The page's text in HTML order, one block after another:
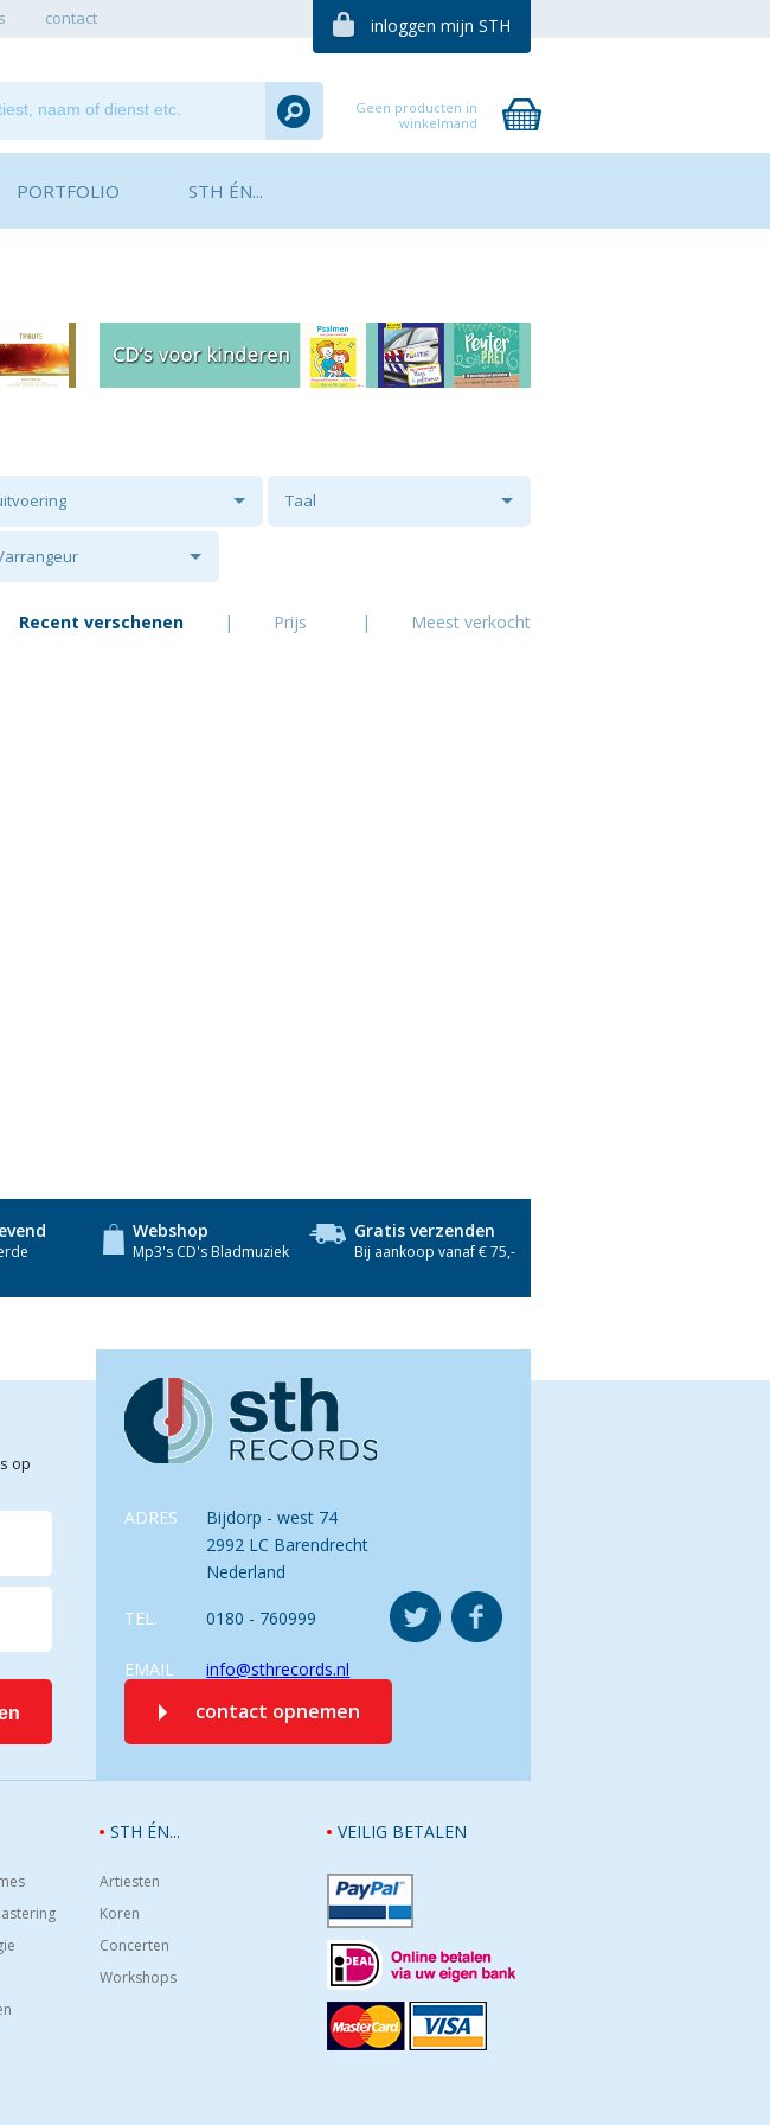
contact inloggen mijn STH
Geen producten in
winkelmand
PORTFOLIO STH ÉN...
Taal
arrangeur
Recent verschenen | Prijs | Meest verkocht
Webshop
Mp3's CD's Bladmuziek
Gratis verzenden
Bij aankoop vanaf € 75,-
ADRES
Bijdorp - west 74
2992 LC Barendrecht
Nederland
TEL. 0180 - 760999
EMAIL info@sthrecords.nl
contact opnemen
op
VEILIG BETALEN
STH ÉN...
Artiesten
Koren
Concerten
Workshops